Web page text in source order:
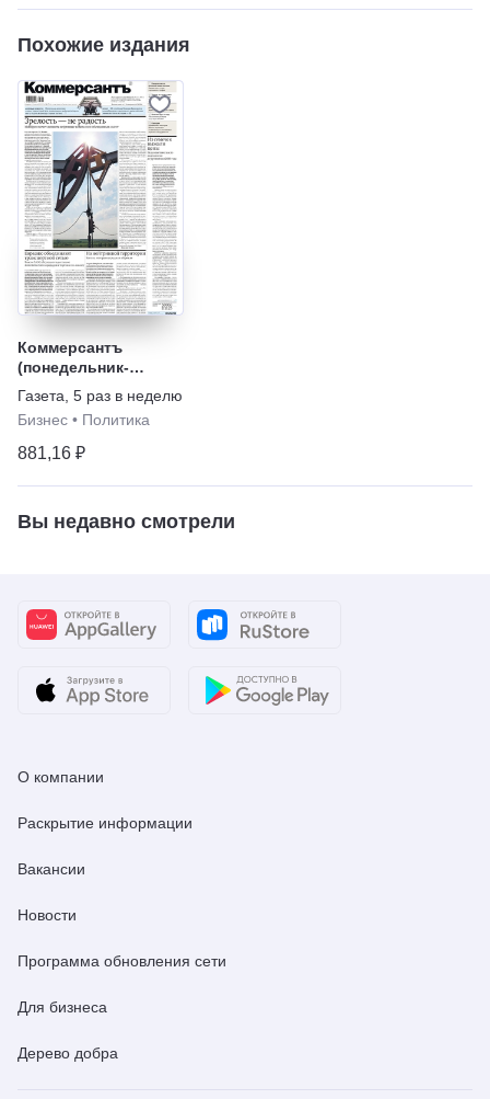
Похожие издания
Коммерсантъ
(понедельник-
пятница)
Газета 5 раз в неделю
Бизнес • Политика
881,16 ₽
Вы недавно смотрели
О компании
Раскрытие информации
Вакансии
Новости
Программа обновления сети
Для бизнеса
Дерево добра